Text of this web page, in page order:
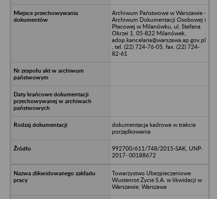
Archiwum Państwowe w Warszawie -
Archiwum Dokumentacji Osobowej i
Płacowej w Milanówku, ul. Stefana
Okrzei 1, 05-822 Milanówek,
adop.kancelaria@warszawa.ap.gov.pl
, tel. (22) 724-76-05, fax. (22) 724-
82-61
dokumentacja kadrowa w trakcie
porządkowania
992700/611/748/2015-SAK, UNP:
2017- 00188672
Towarzystwo Ubezpieczeniowe
Wustenrot Życie S.A. w likwidacji w
Warszawie, Warszawa